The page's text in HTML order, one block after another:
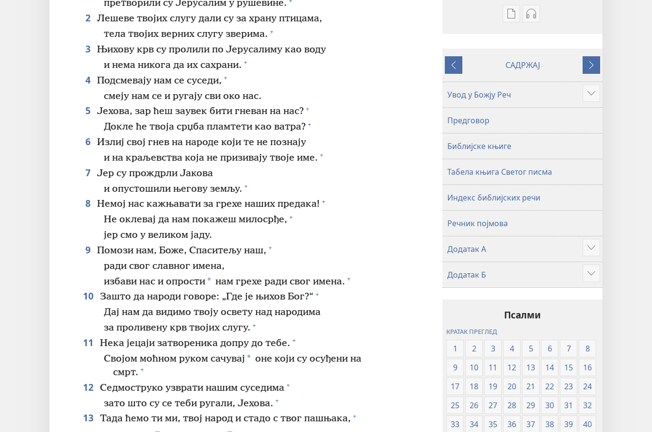
претворили су Јерусалим у рушевине.
2 Лешеве твојих слугу дали су за храну птицама,
тела твојих верних слугу зверима. +
3
Њихову крв су пролили по Јерусалиму као воду
и нема никога да их сахрани. +
4 Подсмевају нам се суседи, +
смеју нам се и ругају сви око нас.
5 Јехова, зар ћеш заувек бити гневан на нас? +
Докле ће твоја срџба пламтети као ватра? +
6 Излиј свој гнев на народе који те не познају
и на краљевства која не призивају твоје име. +
7 Јер су прождрли Јакова
и опустошили његову земљу. +
8 Немој нас кажњавати за грехе наших предака! +
Не оклевај да нам покажеш милосрђе, +
јер смо у великом јаду.
9 Помози нам, Боже, Спаситељу наш, +
ради свог славног имена,
избави нас и опрости* нам грехе ради свог имена. +
10 Зашто да народи говоре: „Где је њихов Бог?“ +
Дај нам да видимо твоју освету над народима
за проливену крв твојих слугу. +
11 Нека јецаји затвореника допру до тебе. +
Својом моћном руком сачувај * оне који су осуђени на
смрт. +
12 Седмоструко узврати нашим суседима +
зато што су се теби ругали, Јехова. +
13 Тада ћемо ти ми, твој народ и стадо с твог пашњака, +
Формати
публикација
свет
издање
из
2019)
Формати
садржаја
свет
издање
из
2019)
Претходно
САДРЖАЈ
Следеће
Увод у Божју Реч Више
Предговор
Библијске књиге
Табела књига Светог писма
Индекс библијских речи
Речник појмова
Додатак А Више
Додатак Б Више
Псалми
КРАТАК ПРЕГЛЕД
1 2 3 4 5 6 7
8
9
10 11 12 13 14 15
16
17
18 19 20 21 22 23
24
25
26 27 28 29 30 31
32
33
34 35 36 37 38 39
40